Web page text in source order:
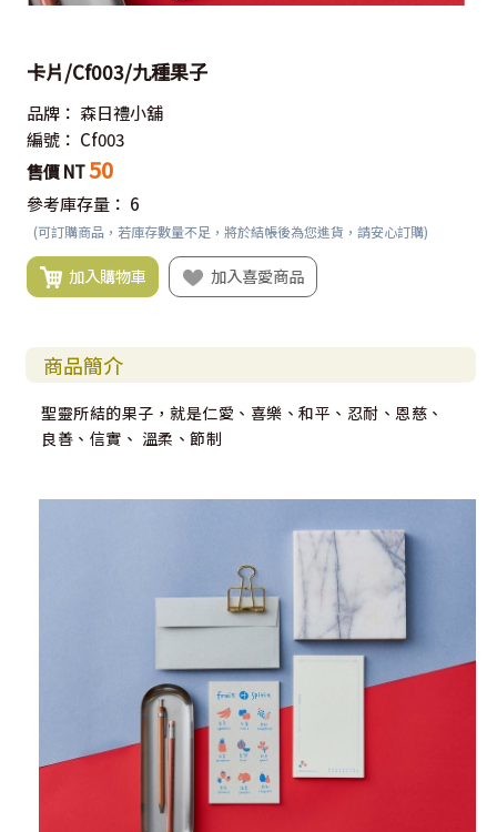
卡片/Cf003/九種果子
品牌： 森日禮小舖
編號： Cf003
售價 NT50
參考庫存量： 6
(可訂購商品，若庫存數量不足，將於結帳後為您進貨，請安心訂購)
加入購物車 加入喜愛商品
商品簡介
聖靈所結的果子，就是仁愛、喜樂、和平、忍耐、恩慈、
良善、信實、 溫柔、節制